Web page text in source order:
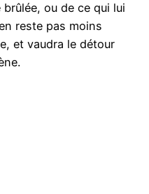
brûlée, ou de ce qui lui
reste pas moins
et vaudra le détour